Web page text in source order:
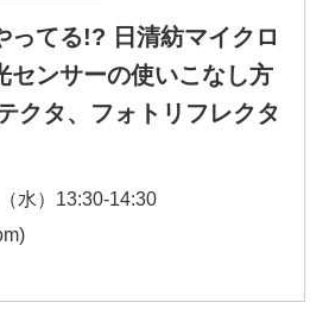
ってる!? 日清紡マイクロ
センサーの使いこなし方
クタ、フォトリフレクタ
水）13:30-14:30